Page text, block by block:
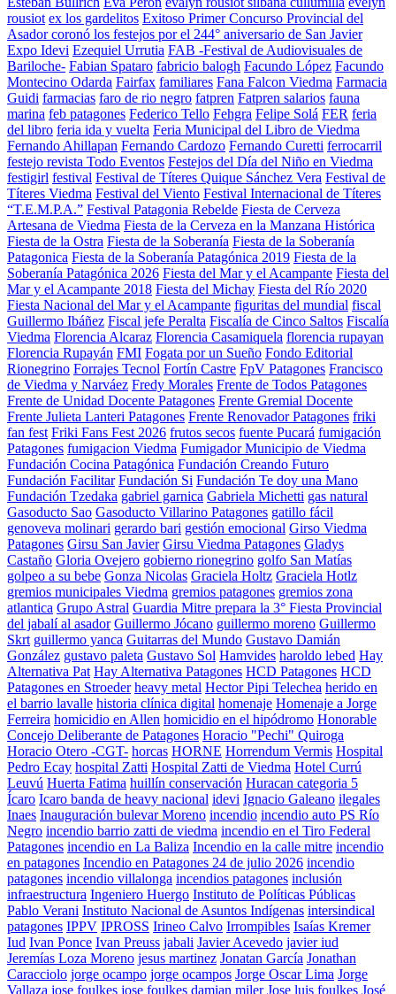
rousiot ex los gardelitos Exitoso Primer Concurso Provincial del
Asador coronó los festejos por el 244° aniversario de San Javier
Expo Idevi Ezequiel Urrutia FAB -Festival de Audiovisuales de
Bariloche- Fabian Spataro fabricio balogh Facundo López Facundo
Montecino Odarda Fairfax familiares Fana Falcon Viedma Farmacia
Guidi farmacias faro de rio negro fatpren Fatpren salarios fauna
marina feb patagones Federico Tello Fehgra Felipe Solá FER feria
del libro feria ida y vuelta Feria Municipal del Libro de Viedma
Fernando Ahillapan Fernando Cardozo Fernando Curetti ferrocarril
festejo revista Todo Eventos Festejos del Día del Niño en Viedma
festigirl festival Festival de Títeres Quique Sánchez Vera Festival de
Títeres Viedma Festival del Viento Festival Internacional de Títeres
“T.E.M.P.A.” Festival Patagonia Rebelde Fiesta de Cerveza
Artesana de Viedma Fiesta de la Cerveza en la Manzana Histórica
Fiesta de la Ostra Fiesta de la Soberanía Fiesta de la Soberanía
Patagonica Fiesta de la Soberanía Patagónica 2019 Fiesta de la
Soberanía Patagónica 2026 Fiesta del Mar y el Acampante Fiesta del
Mar y el Acampante 2018 Fiesta del Michay Fiesta del Río 2020
Fiesta Nacional del Mar y el Acampante figuritas del mundial fiscal
Guillermo Ibáñez Fiscal jefe Peralta Fiscalía de Cinco Saltos Fiscalía
Viedma Florencia Alcaraz Florencia Casamiquela florencia rupayan
Florencia Rupayán FMI Fogata por un Sueño Fondo Editorial
Rionegrino Forrajes Tecnol Fortín Castre FpV Patagones Francisco
de Viedma y Narváez Fredy Morales Frente de Todos Patagones
Frente de Unidad Docente Patagones Frente Gremial Docente
Frente Julieta Lanteri Patagones Frente Renovador Patagones friki
fan fest Friki Fans Fest 2026 frutos secos fuente Pucará fumigación
Patagones fumigacion Viedma Fumigador Municipio de Viedma
Fundación Cocina Patagónica Fundación Creando Futuro
Fundación Facilitar Fundación Si Fundación Te doy una Mano
Fundación Tzedaka gabriel garnica Gabriela Michetti gas natural
Gasoducto Sao Gasoducto Villarino Patagones gatillo fácil
genoveva molinari gerardo bari gestión emocional Girso Viedma
Patagones Girsu San Javier Girsu Viedma Patagones Gladys
Castaño Gloria Ovejero gobierno rionegrino golfo San Matías
golpeo a su bebe Gonza Nicolas Graciela Holtz Graciela Hotlz
gremios municipales Viedma gremios patagones gremios zona
atlantica Grupo Astral Guardia Mitre prepara la 3° Fiesta Provincial
del jabalí al asador Guillermo Jócano guillermo moreno Guillermo
Skrt guillermo yanca Guitarras del Mundo Gustavo Damián
González gustavo paleta Gustavo Sol Hamvides haroldo lebed Hay
Alternativa Pat Hay Alternativa Patagones HCD Patagones HCD
Patagones en Stroeder heavy metal Hector Pipi Telechea herido en
el barrio lavalle historia clínica digital homenaje Homenaje a Jorge
Ferreira homicidio en Allen homicidio en el hipódromo Honorable
Concejo Deliberante de Patagones Horacio "Pechi" Quiroga
Horacio Otero -CGT- horcas HORNE Horrendum Vermis Hospital
Pedro Ecay hospital Zatti Hospital Zatti de Viedma Hotel Currú
Leuvú Huerta Fatima huillín conservación Huracan categoria 5
Ícaro Icaro banda de heavy nacional idevi Ignacio Galeano ilegales
Inaes Inauguración bulevar Moreno incendio incendio auto PS Río
Negro incendio barrio zatti de viedma incendio en el Tiro Federal
Patagones incendio en La Baliza Incendio en la calle mitre incendio
en patagones Incendio en Patagones 24 de julio 2026 incendio
patagones incendio villalonga incendios patagones inclusión
infraestructura Ingeniero Huergo Instituto de Políticas Públicas
Pablo Verani Instituto Nacional de Asuntos Indígenas intersindical
patagones IPPV IPROSS Irineo Calvo Irrompibles Isaías Kremer
Iud Ivan Ponce Ivan Preuss jabali Javier Acevedo javier iud
Jeremías Loza Moreno jesus martinez Jonatan García Jonathan
Caracciolo jorge ocampo jorge ocampos Jorge Oscar Lima Jorge
Vallaza jose foulkes jose foulkes damian miler Jose luis foulkes José